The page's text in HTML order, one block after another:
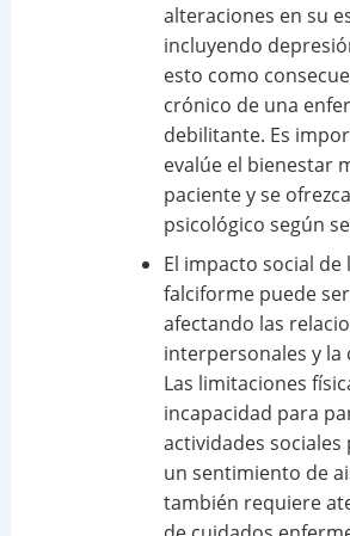
alteraciones en su
incluyendo
esto como
crónico de una
debilitante. Es
evalúe el bienestar
paciente y se
psicológico según
El impacto social de
falciforme puede
afectando las
interpersonales y la
Las limitaciones
incapacidad para
actividades
un sentimiento de
también requiere